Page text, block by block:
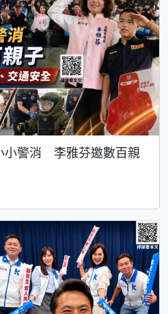
小警消 李雅芬邀數百親